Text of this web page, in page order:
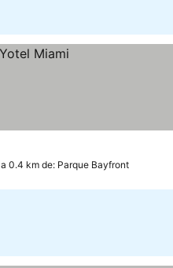
a 0.4 km de: Parque Bayfront